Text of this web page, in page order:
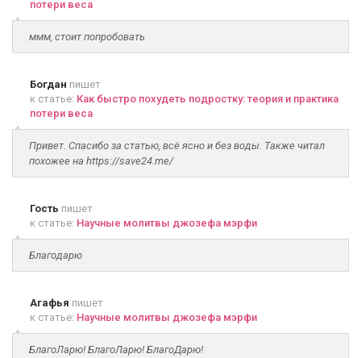
потери веса
ммм, стоит попробовать
Богдан пишет
к статье: Как быстро похудеть подростку: теория и практика
потери веса
Привет. Спасибо за статью, всё ясно и без воды. Также читал
похожее на https://save24.me/
Гость пишет
к статье: Научные молитвы джозефа мэрфи
Благодарю
Агафья пишет
к статье: Научные молитвы джозефа мэрфи
БлагоЛарю! БлагоЛарю! БлагоДарю!